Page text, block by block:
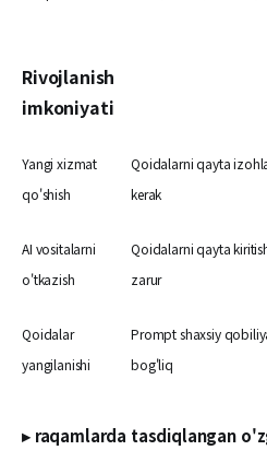
Rivojlanish
imkoniyati
Yangi xizmat
qo'shish
Qoidalarni qayta
kerak
AI vositalarni
o'tkazish
Qoidalarni qayta
zarur
Qoidalar
yangilanishi
Prompt shaxsiy
bog'liq
▸ raqamlarda tasdiqlangan